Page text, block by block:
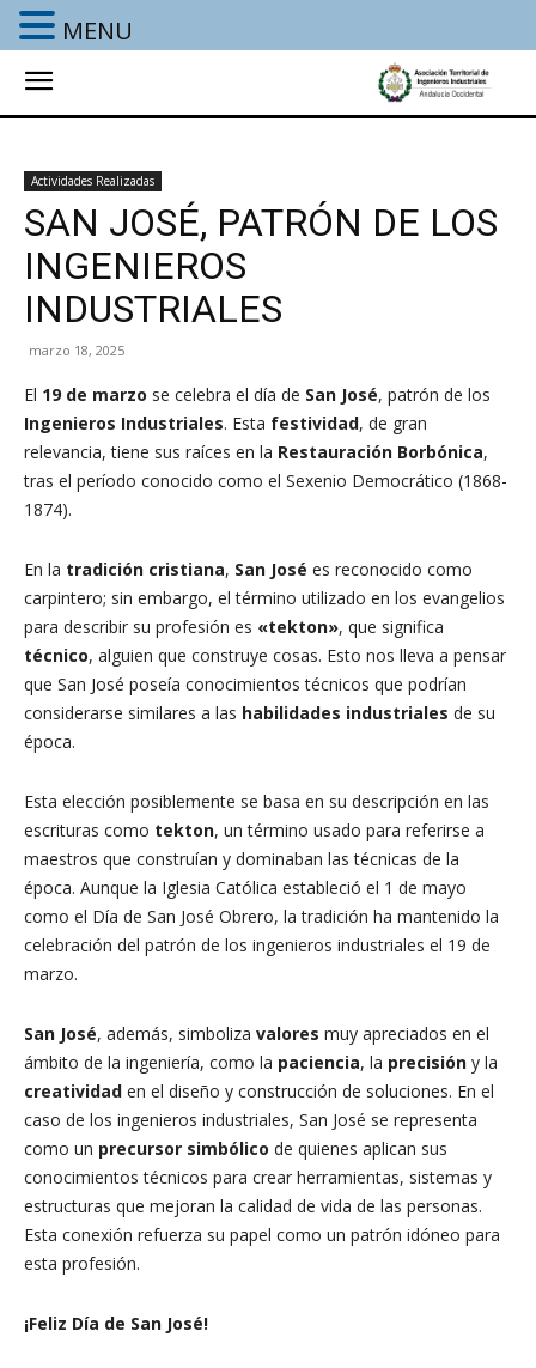
Actividades Realizadas
SAN JOSÉ, PATRÓN DE LOS
INGENIEROS
INDUSTRIALES
marzo 18, 2025
El 19 de marzo se celebra el día de San José, patrón de los
Ingenieros Industriales. Esta festividad, de gran
relevancia, tiene sus raíces en la Restauración Borbónica,
tras el período conocido como el Sexenio Democrático (1868-
1874).
En la tradición cristiana, San José es reconocido como
carpintero; sin embargo, el término utilizado en los evangelios
para describir su profesión es «tekton», que significa
técnico, alguien que construye cosas. Esto nos lleva a pensar
que San José poseía conocimientos técnicos que podrían
considerarse similares a las habilidades industriales de su
época.
Esta elección posiblemente se basa en su descripción en las
escrituras como tekton, un término usado para referirse a
maestros que construían y dominaban las técnicas de la
época. Aunque la Iglesia Católica estableció el 1 de mayo
como el Día de San José Obrero, la tradición ha mantenido la
celebración del patrón de los ingenieros industriales el 19 de
marzo.
San José, además, simboliza valores muy apreciados en el
ámbito de la ingeniería, como la paciencia, la precisión y la
creatividad en el diseño y construcción de soluciones. En el
caso de los ingenieros industriales, San José se representa
como un precursor simbólico de quienes aplican sus
conocimientos técnicos para crear herramientas, sistemas y
estructuras que mejoran la calidad de vida de las personas.
Esta conexión refuerza su papel como un patrón idóneo para
esta profesión.
¡Feliz Día de San José!
MENU